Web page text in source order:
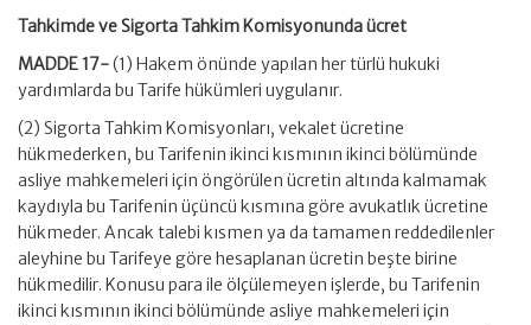
Tahkimde ve Sigorta Tahkim Komisyonunda ücret
MADDE 17-(1) Hakem önünde yapılan her türlü hukuki
yardımlarda bu Tarife hükümleri uygulanır.
(2) Sigorta Tahkim Komisyonları, vekalet ücretine
hükmederken, bu Tarifenin ikinci kısmının ikinci bölümünde
asliye mahkemeleri için öngörülen ücretin altında kalmamak
kaydıyla bu Tarifenin üçüncü kısmına göre avukatlık ücretine
hükmeder. Ancak talebi kısmen ya da tamamen reddedilenler
aleyhine bu Tarifeye göre hesaplanan ücretin beşte birine
hükmedilir. Konusu para ile ölçülemeyen işlerde, bu Tarifenin
ikinci kısmının ikinci bölümünde asliye mahkemeleri için